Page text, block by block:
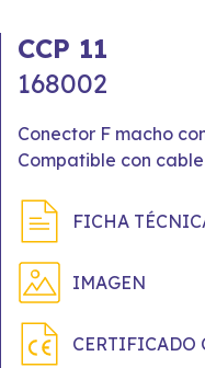
CCP 11
168002
Conector F macho
Compatible con cable
FICHA
IMAGEN
CERTIFICADO